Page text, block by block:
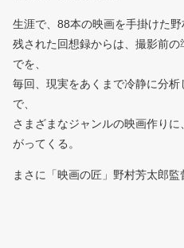
生涯で、88本の映画を手掛けた野
残された回想録からは、撮影前
でを、
毎回、現実をあくまで冷静に分
で、
さまざまなジャンルの映画作り
がってくる。
まさに「映画の匠」野村芳太郎監